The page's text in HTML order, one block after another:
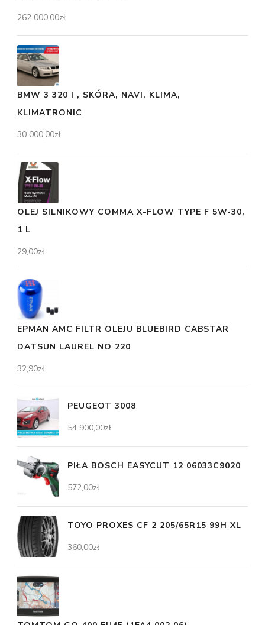
262 000,00zł
BMW 3 320 I , SKÓRA, NAVI, KLIMA,
KLIMATRONIC
30 000,00zł
OLEJ SILNIKOWY COMMA X-FLOW TYPE F 5W-30,
1 L
29,00zł
EPMAN AMC FILTR OLEJU BLUEBIRD CABSTAR
DATSUN LAUREL NO 220
32,90zł
PEUGEOT 3008
54 900,00zł
PIŁA BOSCH EASYCUT 12 06033C9020
572,00zł
TOYO PROXES CF 2 205/65R15 99H XL
360,00zł